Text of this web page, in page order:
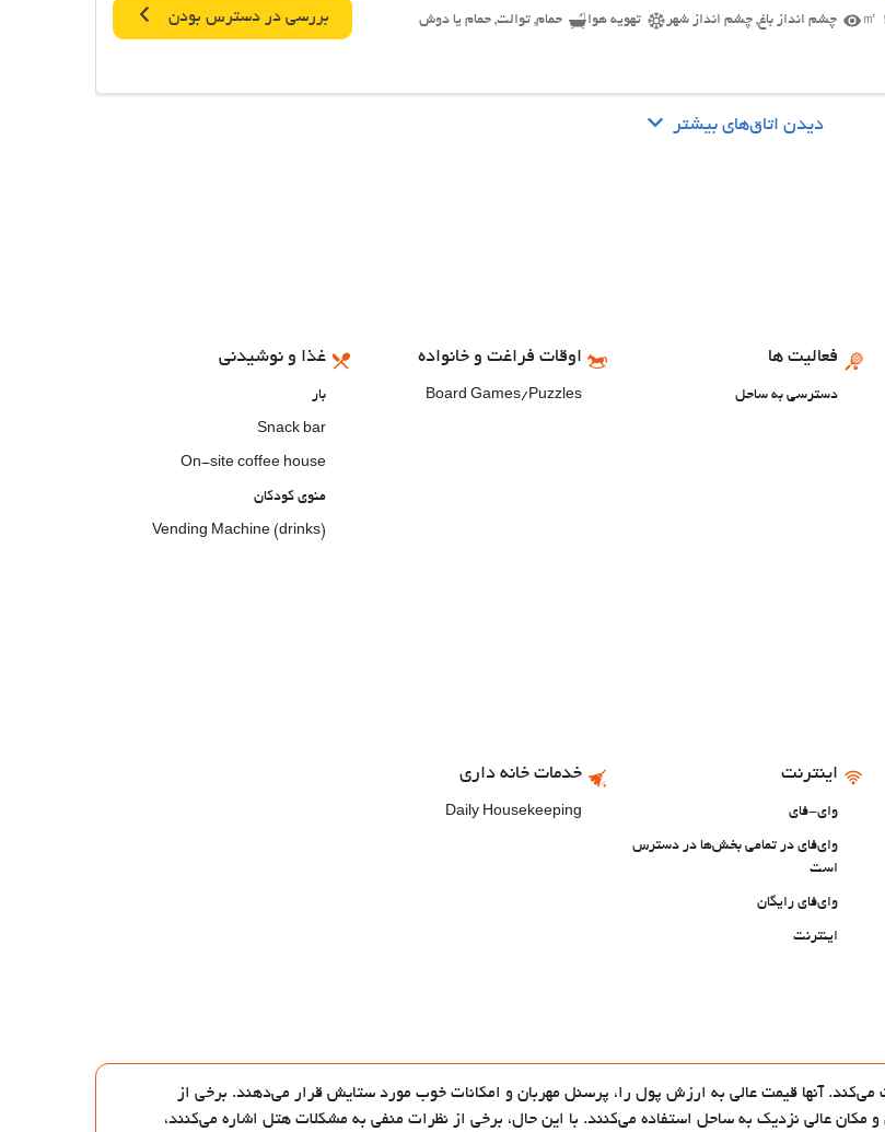
چشم انداز باغ, چشم انداز شهر تهویه هوا
حمام, توالت, حمام یا دوش
بررسی در دسترس بودن
دیدن اتاق‌های بیشتر
فعالیت ها
دسترسی به ساحل
اوقات فراغت و خانواده
Board Games/Puzzles
غذا و نوشیدنی
بار
Snack bar
On-site coffee house
منوی کودکان
Vending Machine (drinks)
اینترنت
وای-فای
وای‌فای در تمامی بخش‌ها در دسترس
است
وای‌فای رایگان
اینترنت
خدمات خانه داری
Daily Housekeeping
می‌کند. آنها قیمت عالی به ارزش پول را، پرسنل مهربان و امکانات خوب مورد ستایش قرار می‌دهند. برخی از
مکان عالی نزدیک به ساحل استفاده می‌کنند. با این حال، برخی از نظرات منفی به مشکلات هتل اشاره می‌کنند،